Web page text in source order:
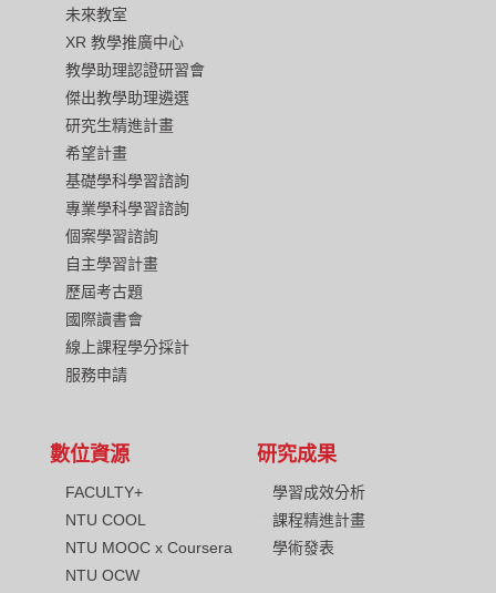
未來教室
XR 教學推廣中心
教學助理認證研習會
傑出教學助理遴選
研究生精進計畫
希望計畫
基礎學科學習諮詢
專業學科學習諮詢
個案學習諮詢
自主學習計畫
歷屆考古題
國際讀書會
線上課程學分採計
服務申請
數位資源
FACULTY+
NTU COOL
NTU MOOC x Coursera
NTU OCW
研究成果
學習成效分析
課程精進計畫
學術發表